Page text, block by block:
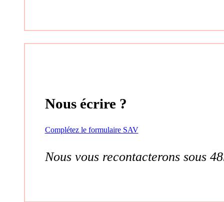
Nous écrire ?
Complétez le formulaire SAV
Nous vous recontacterons sous